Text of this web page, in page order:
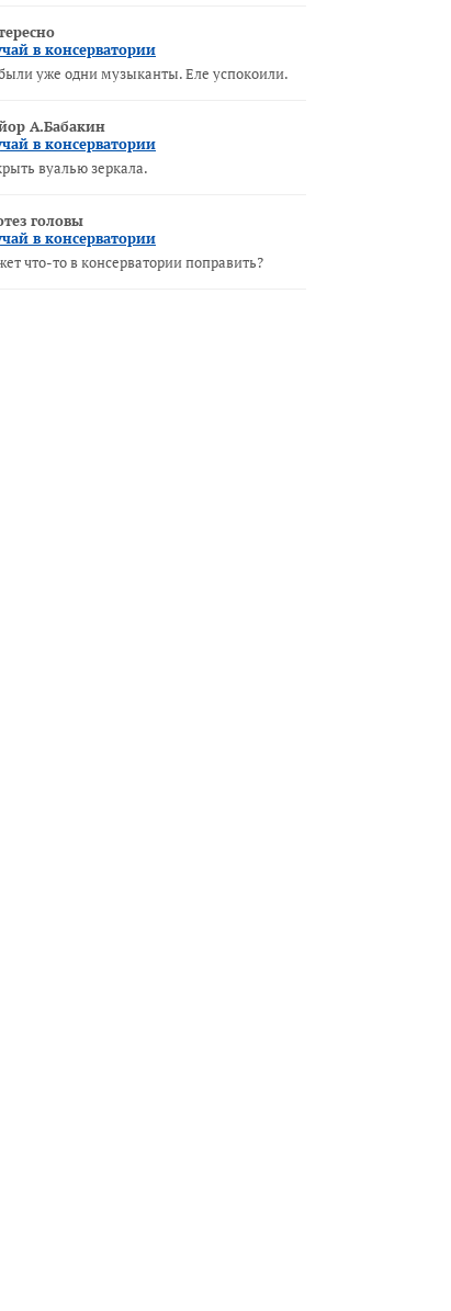
в консерватории
уже одни музыканты. Еле успокоили.
А.Бабакин
в консерватории
вуалью зеркала.
головы
в консерватории
что-то в консерватории поправить?